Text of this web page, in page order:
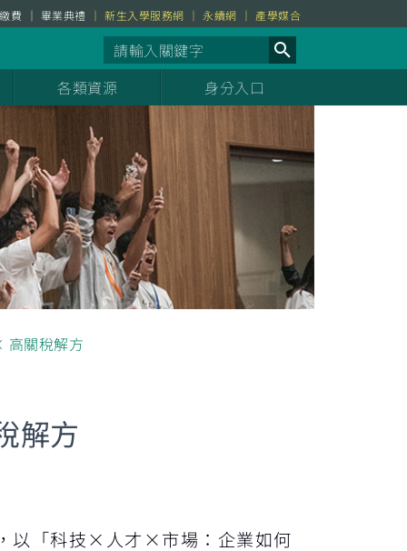
費 畢業典禮 新生入學服務網 永續網 產學媒合
各類資源 身分入口
高關稅解方
解方
以「科技×人才×市場：企業如何